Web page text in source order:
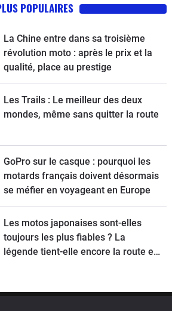
POPULAIRES
La Chine entre dans sa troisième
révolution moto : après le prix et la
qualité, place au prestige
Les Trails : Le meilleur des deux
mondes, même sans quitter la route
GoPro sur le casque : pourquoi les
motards français doivent désormais
se méfier en voyageant en Europe
Les motos japonaises sont-elles
toujours les plus fiables ? La
légende tient-elle encore la route en